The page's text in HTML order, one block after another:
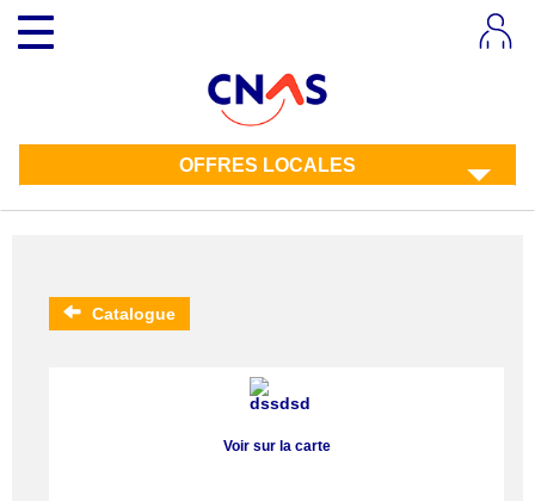
contenu
principal
Toggle
navigation
OFFRES LOCALES
Catalogue
Voir sur la carte